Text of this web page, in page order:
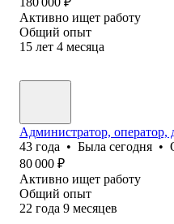
Активно ищет работу
Общий опыт
15 лет 4 месяца
Администратор, оператор,
43 года • Была сегодня •
80 000 ₽
Активно ищет работу
Общий опыт
22 года 9 месяцев